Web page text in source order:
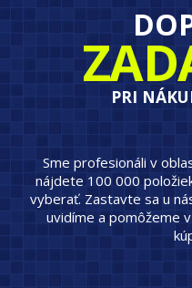
PRI
Sme profesionáli v
nájdete 100 000
vyberať. Zastavte sa u
uvidíme a pomôžeme